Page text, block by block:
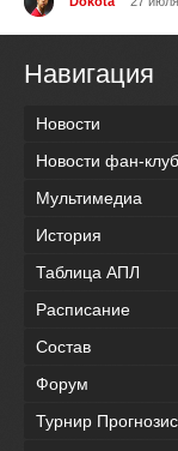
Навигация
Новости
Новости фан-
Мультимедиа
История
Таблица АПЛ
Расписание
Состав
Форум
Турнир